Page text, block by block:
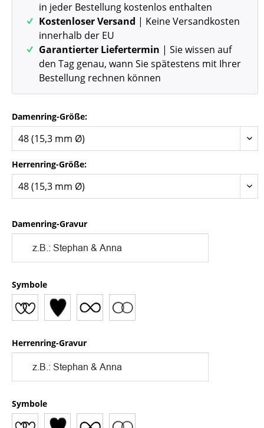
in jeder Bestellung kostenlos enthalten
Kostenloser Versand | Keine Versandkosten
innerhalb der EU
Garantierter Liefertermin | Sie wissen auf
den Tag genau, wann Sie spätestens mit Ihrer
Bestellung rechnen können
Damenring-Größe:
Herrenring-Größe:
Damenring-Gravur
Symbole
Herrenring-Gravur
Symbole